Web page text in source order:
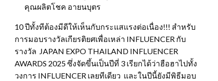
คุณผลิตโชค อายนบุตร
10 ปีทั้งทีต้องมีดีให้เห็นกับกระแสแรงต่อเนื่อง!!! สำหรับ
การมอบรางวัลเกียรติยศเพื่อเหล่า INFLUENCER กับ
รางวัล JAPAN EXPO THAILAND INFLUENCER
AWARDS 2025 ซึ่งจัดขึ้นเป็นปีที่ 3 เรียกได้ว่าฮือฮาไปทั้ง
วงการ INFLUENCER เลยทีเดียว และในปีนี้ยังมีพิธีมอบ